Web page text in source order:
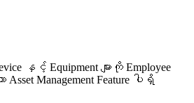
နှင့် Equipment များကို Employee
Management Feature ပါရှိ